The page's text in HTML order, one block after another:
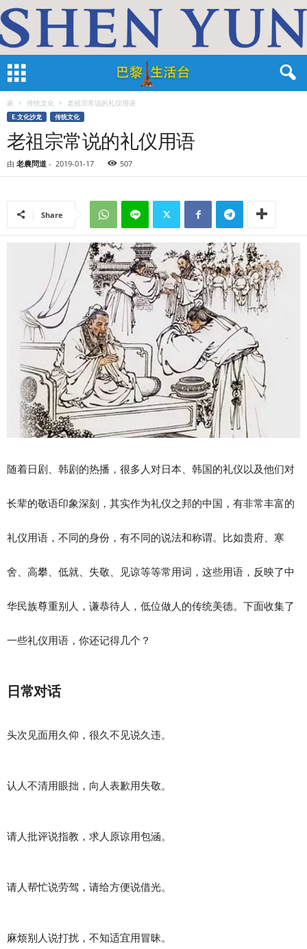
家 传统文化 老祖宗常说的礼仪用语
E.文化沙龙 传统文化
老祖宗常说的礼仪用语
由 老農問道 - 2019-01-17 507
Share
随着日剧、韩剧的热播，很多人对日本、韩国的礼仪以及他们对
长辈的敬语印象深刻，其实作为礼仪之邦的中国，有非常丰富的
礼仪用语，不同的身份，有不同的说法和称谓。比如贵府、寒
舍、高攀、低就、失敬、见谅等等常用词，这些用语，反映了中
华民族尊重别人，谦恭待人，低位做人的传统美德。下面收集了
一些礼仪用语，你还记得几个？
日常对话
头次见面用久仰，很久不见说久违。
认人不清用眼拙，向人表歉用失敬。
请人批评说指教，求人原谅用包涵。
请人帮忙说劳驾，请给方便说借光。
麻烦别人说打扰，不知适宜用冒昧。